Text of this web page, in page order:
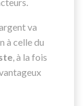
va
à celle du
, à la fois